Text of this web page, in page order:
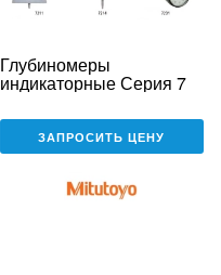
Глубиномеры
индикаторные Серия 7
ЗАПРОСИТЬ ЦЕНУ